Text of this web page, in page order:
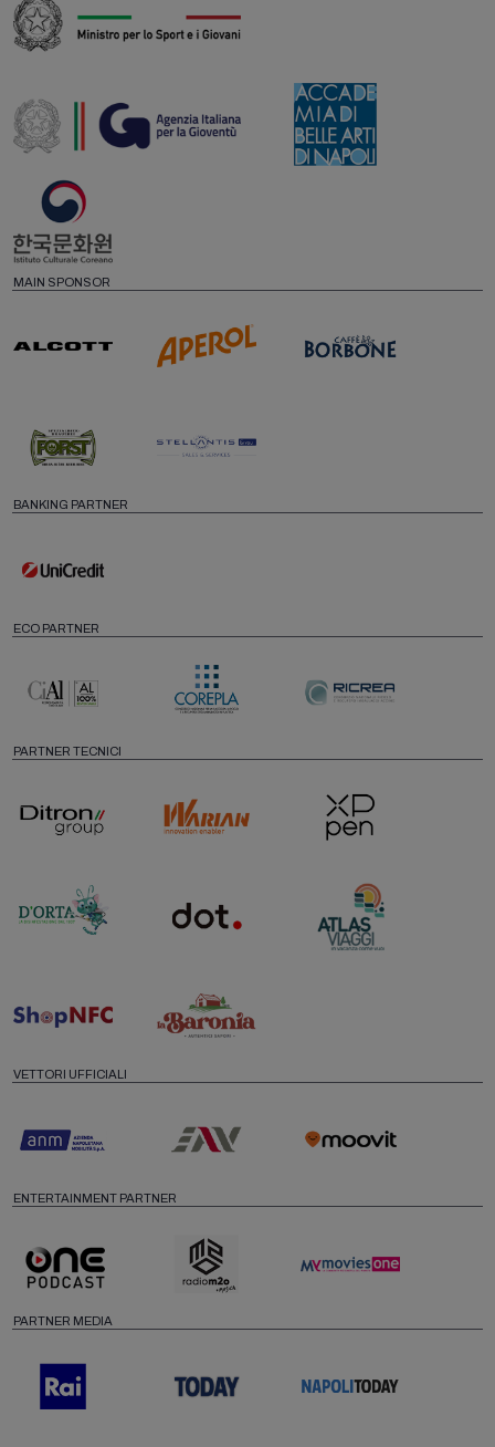
MAIN SPONSOR
BANKING PARTNER
ECO PARTNER
PARTNER TECNICI
VETTORI UFFICIALI
ENTERTAINMENT PARTNER
PARTNER MEDIA